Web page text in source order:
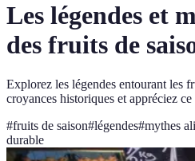
Les légendes et
des fruits de
Explorez les légendes entourant les
croyances historiques et appréciez
#fruits de saison#légendes#mythes
durable